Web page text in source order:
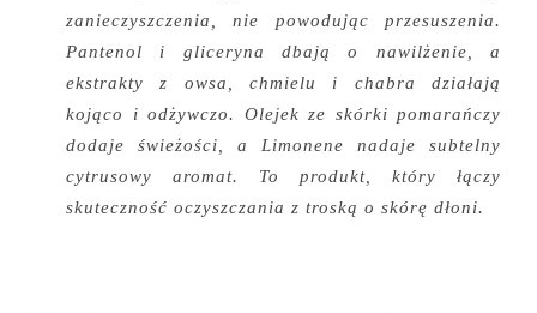
zanieczyszczenia, nie powodując przesuszenia.
Pantenol i gliceryna dbają o nawilżenie, a
ekstrakty z owsa, chmielu i chabra działają
kojąco i odżywczo. Olejek ze skórki pomarańczy
dodaje świeżości, a Limonene nadaje subtelny
cytrusowy aromat. To produkt, który łączy
skuteczność oczyszczania z troską o skórę dłoni.